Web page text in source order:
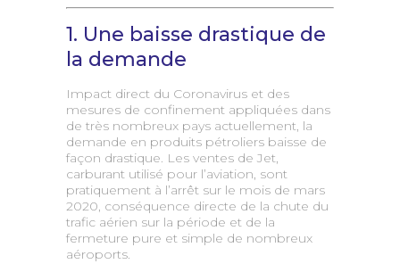
1. Une baisse drastique de
la demande
Impact direct du Coronavirus et des
mesures de confinement appliquées dans
de très nombreux pays actuellement, la
demande en produits pétroliers baisse de
façon drastique. Les ventes de Jet,
carburant utilisé pour l’aviation, sont
pratiquement à l’arrêt sur le mois de mars
2020, conséquence directe de la chute du
trafic aérien sur la période et de la
fermeture pure et simple de nombreux
aéroports.